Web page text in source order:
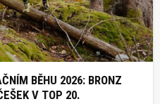
BĚHU 2026: BRONZ
V TOP 20.